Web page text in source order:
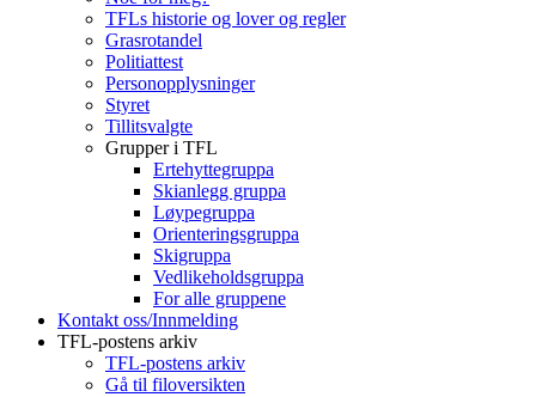
TFLs historie og lover og regler
Grasrotandel
Politiattest
Personopplysninger
Styret
Tillitsvalgte
Grupper i TFL
Ertehyttegruppa
Skianlegg gruppa
Løypegruppa
Orienteringsgruppa
Skigruppa
Vedlikeholdsgruppa
For alle gruppene
Kontakt oss/Innmelding
TFL-postens arkiv
TFL-postens arkiv
Gå til filoversikten